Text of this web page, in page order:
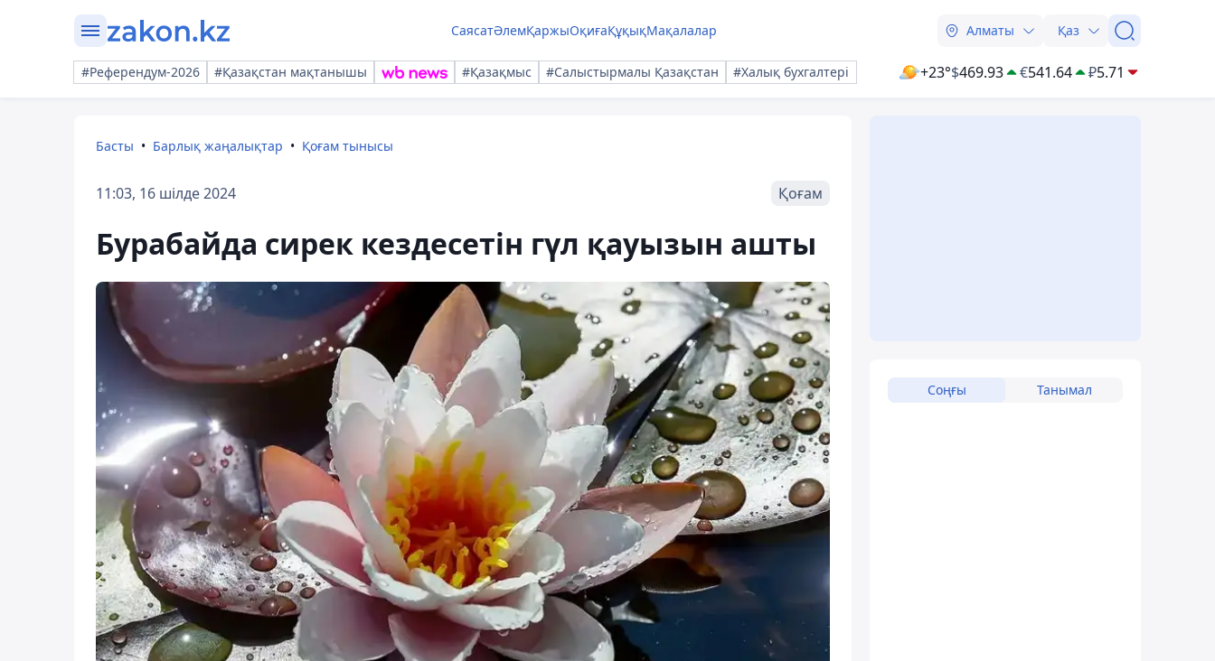
СаясатӘлемҚаржыОқиғаҚұқықМақалалар Алматы Қаз
#Референдум-2026 #Қазақстан мақтанышы #Қазақмыс #Салыстырмалы Қазақстан #Халық бухгалтері +23°$469.93 €541.64 ₽5.71
Басты Барлық жаңалықтар Қоғам тынысы
11:03, 16 шілде 2024 Қоғам
Бурабайда сирек кездесетін гүл қауызын ашты
Соңғы Танымал